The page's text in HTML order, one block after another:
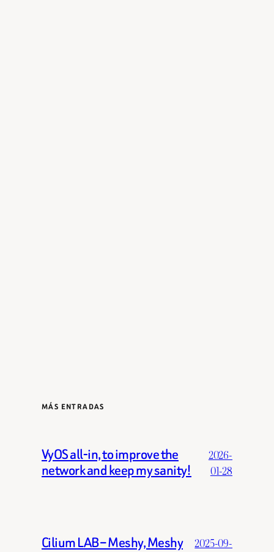
MÁS ENTRADAS
VyOS all-in, to improve the
network and keep my sanity!
2026-
01-28
Cilium LAB – Meshy, Meshy
2025-09-